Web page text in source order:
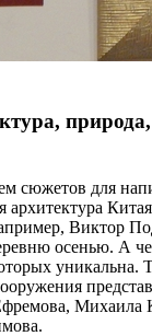
сюжетов для
архитектура
Виктор
осенью. А
уникальна.
Михаила